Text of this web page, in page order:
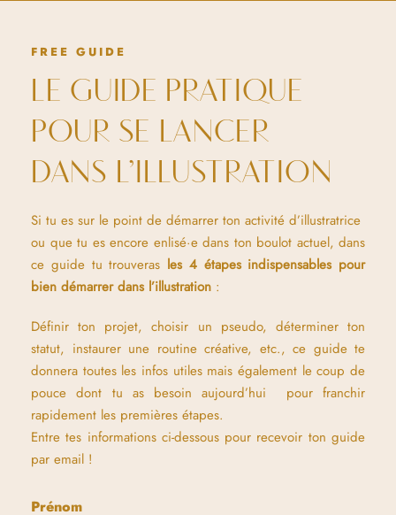
FREE GUIDE
LE GUIDE PRATIQUE
POUR SE LANCER
DANS L’ILLUSTRATION
Si tu es sur le point de démarrer ton activité d’illustratrice
ou que tu es encore enlisé·e dans ton boulot actuel, dans
ce guide tu trouveras les 4 étapes indispensables pour
bien démarrer dans l’illustration :
Définir ton projet, choisir un pseudo, déterminer ton
statut, instaurer une routine créative, etc., ce guide te
donnera toutes les infos utiles mais également le coup de
pouce dont tu as besoin aujourd’hui pour franchir
rapidement les premières étapes.
Entre tes informations ci-dessous pour recevoir ton guide
par email !
Prénom